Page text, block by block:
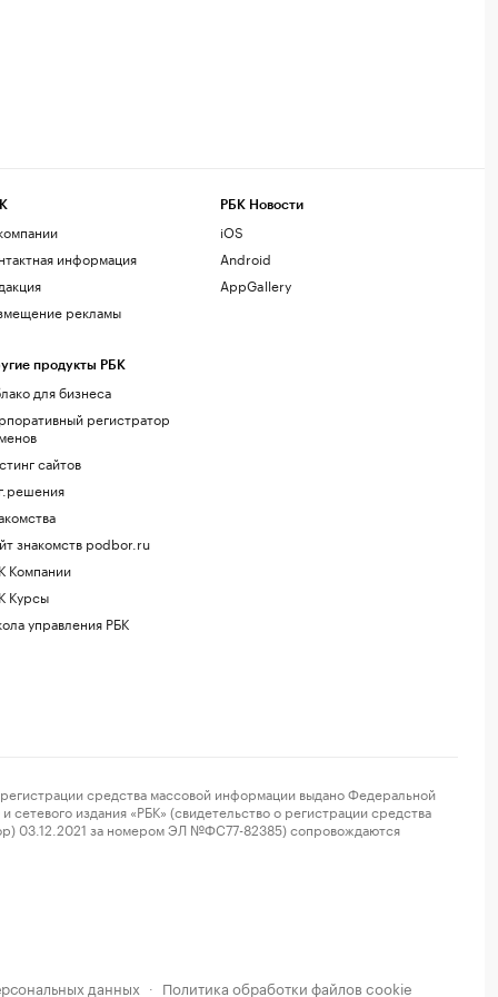
информация
рекламы
продукты РБК
для бизнеса
регистратор
сайтов
знакомств podbor.ru
Компании
Курсы
управления РБК
РБК Новости
iOS
Android
AppGallery
средства массовой информации выдано Федеральной
издания «РБК» (свидетельство о регистрации средства
03.12.2021 за номером ЭЛ №ФС77-82385) сопровождаются
данных · Политика обработки файлов cookie